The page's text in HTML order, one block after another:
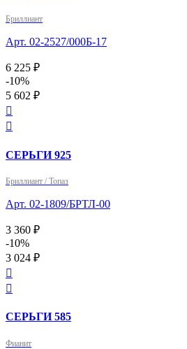
Бриллиант
Арт. 02-2527/000Б-17
6 225 ₽
-10%
5 602 ₽


СЕРЬГИ 925
Бриллиант / Топаз
Арт. 02-1809/БРТЛ-00
3 360 ₽
-10%
3 024 ₽


СЕРЬГИ 585
Фианит